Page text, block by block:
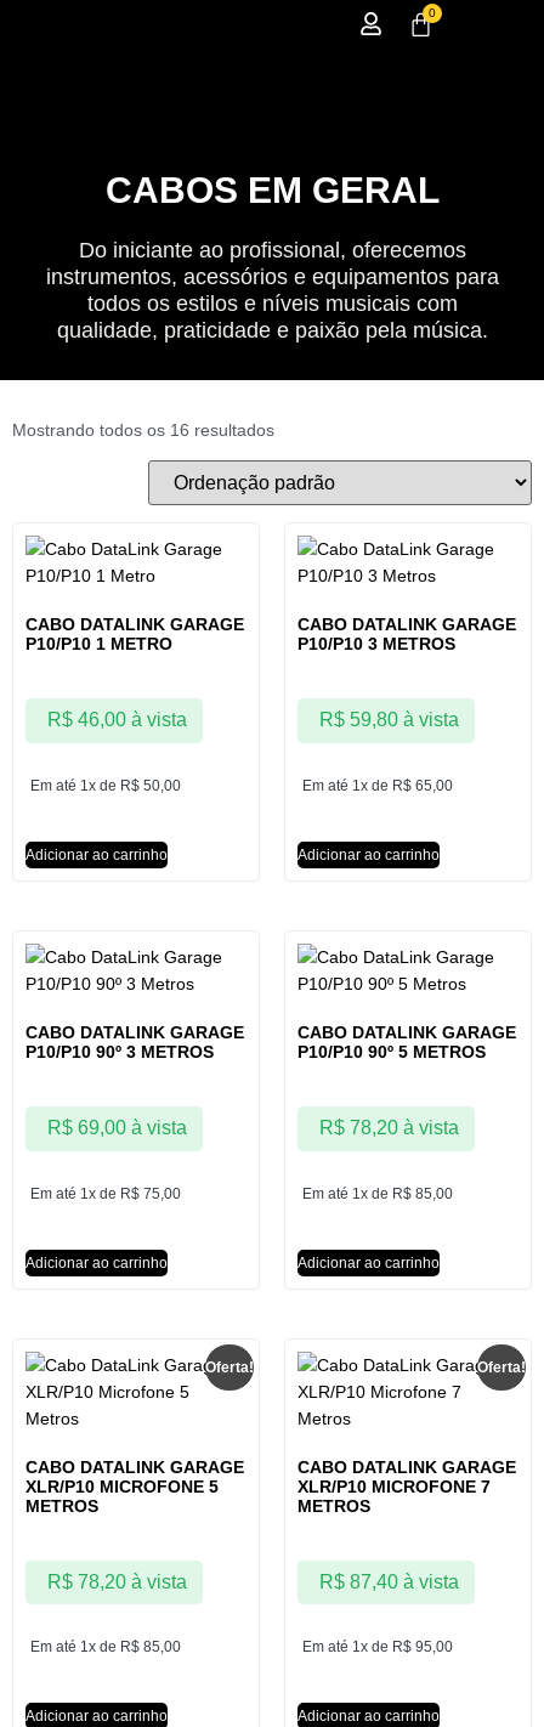
0
CABOS EM GERAL
Do iniciante ao profissional, oferecemos
instrumentos, acessórios e equipamentos para
todos os estilos e níveis musicais com
qualidade, praticidade e paixão pela música.
Mostrando todos os 16 resultados
CABO DATALINK GARAGE
P10/P10 1 METRO
Em até 1x de R$ 50,00
R$46,00 à vista
Adicionar ao carrinho
CABO DATALINK GARAGE
P10/P10 3 METROS
Em até 1x de R$ 65,00
R$59,80 à vista
Adicionar ao carrinho
CABO DATALINK GARAGE
P10/P10 90º 3 METROS
Em até 1x de R$ 75,00
R$69,00 à vista
Adicionar ao carrinho
CABO DATALINK GARAGE
P10/P10 90º 5 METROS
Em até 1x de R$ 85,00
R$78,20 à vista
Adicionar ao carrinho
Oferta!
CABO DATALINK GARAGE
XLR/P10 MICROFONE 5
METROS
Em até 1x de R$ 85,00
R$78,20 à vista
Adicionar ao carrinho
Oferta!
CABO DATALINK GARAGE
XLR/P10 MICROFONE 7
METROS
Em até 1x de R$ 95,00
R$87,40 à vista
Adicionar ao carrinho